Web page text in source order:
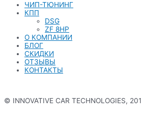
ЧИП-ТЮНИНГ
КПП
DSG
ZF 8HP
О КОМПАНИИ
БЛОГ
СКИДКИ
ОТЗЫВЫ
КОНТАКТЫ
© INNOVATIVE CAR TECHNOLOGIES,